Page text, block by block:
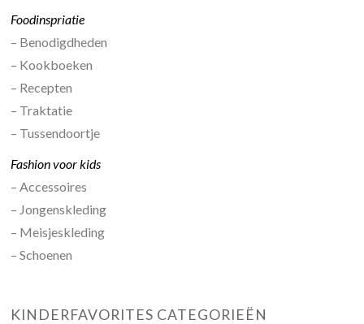
Foodinspriatie
– Benodigdheden
– Kookboeken
– Recepten
– Traktatie
– Tussendoortje
Fashion voor kids
– Accessoires
– Jongenskleding
– Meisjeskleding
– Schoenen
KINDERFAVORITES CATEGORIEËN